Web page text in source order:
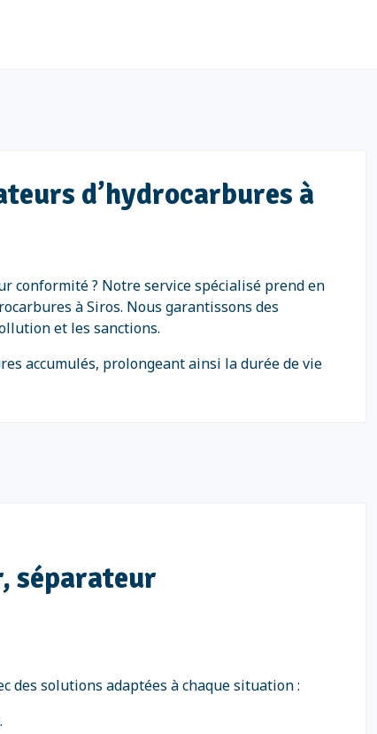
d’hydrocarbures à
conformité ? Notre service spécialisé prend en
à Siros. Nous garantissons des
et les sanctions.
accumulés, prolongeant ainsi la durée de vie
séparateur
des solutions adaptées à chaque situation :